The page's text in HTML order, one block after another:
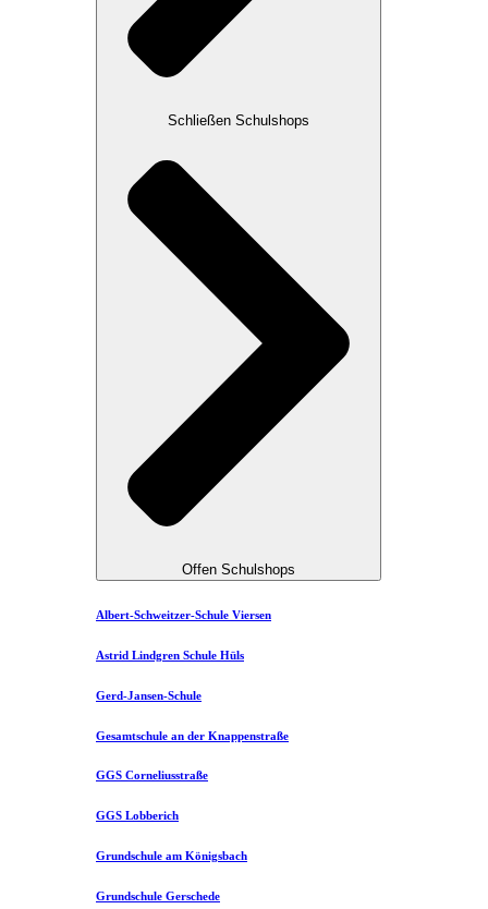
Schließen Schulshops
Offen Schulshops
Albert-Schweitzer-Schule Viersen
Astrid Lindgren Schule Hüls
Gerd-Jansen-Schule
Gesamtschule an der Knappenstraße
GGS Corneliusstraße
GGS Lobberich
Grundschule am Königsbach
Grundschule Gerschede